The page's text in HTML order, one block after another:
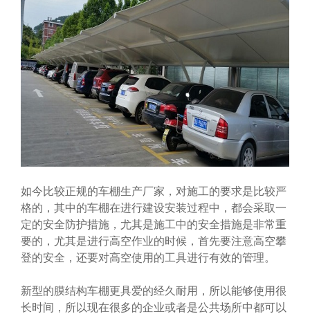
如今比较正规的车棚生产厂家，对施工的要求是比较严
格的，其中的车棚在进行建设安装过程中，都会采取一
定的安全防护措施，尤其是施工中的安全措施是非常重
要的，尤其是进行高空作业的时候，首先要注意高空攀
登的安全，还要对高空使用的工具进行有效的管理。
新型的膜结构车棚更具爱的经久耐用，所以能够使用很
长时间，所以现在很多的企业或者是公共场所中都可以